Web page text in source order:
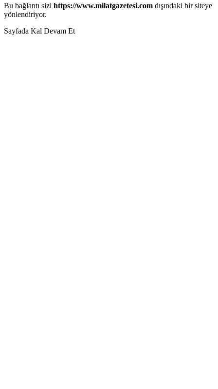
Bu bağlantı sizi https://www.milatgazetesi.com dışındaki bir siteye
yönlendiriyor.
Sayfada Kal Devam Et